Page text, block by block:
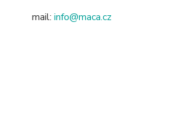
mail: info@maca.cz